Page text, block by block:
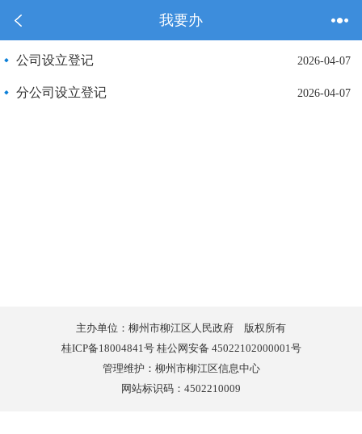
我要办
2026-04-07
公司设立登记
2026-04-07
分公司设立登记
主办单位：柳州市柳江区人民政府 版权所有
桂ICP备18004841号 桂公网安备 45022102000001号
管理维护：柳州市柳江区信息中心
网站标识码：4502210009